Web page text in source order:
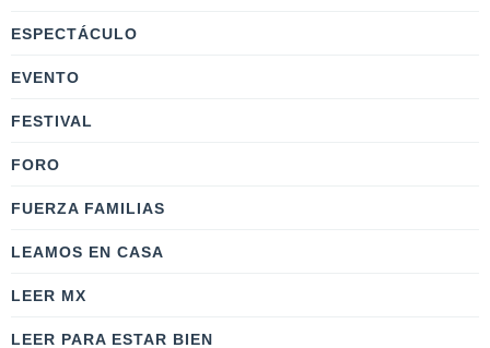
ESPECTÁCULO
EVENTO
FESTIVAL
FORO
FUERZA FAMILIAS
LEAMOS EN CASA
LEER MX
LEER PARA ESTAR BIEN